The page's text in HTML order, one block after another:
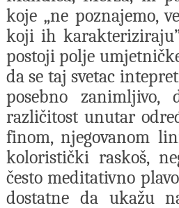
koje „ne poznajemo,
koji ih
postoji polje
da se taj svetac
posebno
različitost unutar
finom, njegovanom
koloristički raskoš,
često meditativno
dostatne da ukažu